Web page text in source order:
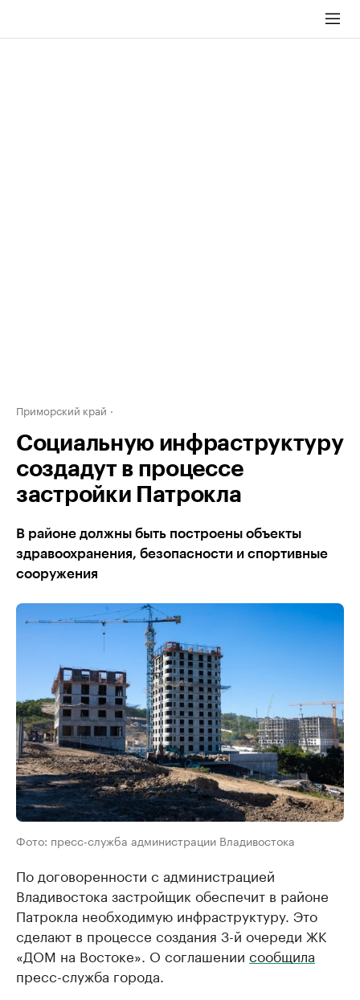
Приморский край
Социальную инфраструктуру
создадут в процессе
застройки Патрокла
В районе должны быть построены объекты
здравоохранения, безопасности и спортивные
сооружения
Фото: пресс-служба администрации Владивостока
По договоренности с администрацией
Владивостока застройщик обеспечит в районе
Патрокла необходимую инфраструктуру. Это
сделают в процессе создания 3-й очереди ЖК
«ДОМ на Востоке». О соглашении сообщила
пресс-служба города.